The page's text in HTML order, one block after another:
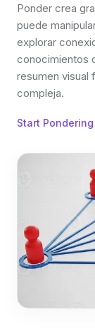
Ponder crea
puede
explorar
conocimientos
resumen visual
compleja.
Start Pondering